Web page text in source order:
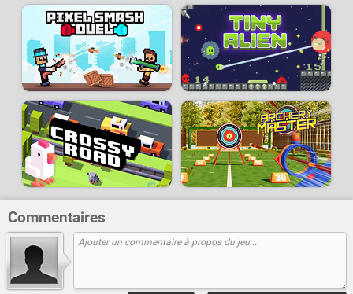
Commentaires